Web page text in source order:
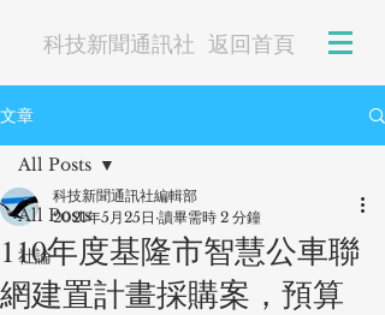
科技新聞通訊社 返回首頁
文章
All Posts
社論
All Posts
110年度基隆市智慧公車聯
網建置計畫採購案，預算
科技新聞通訊社編輯部
2021年5月25日 讀畢需時 2 分鐘